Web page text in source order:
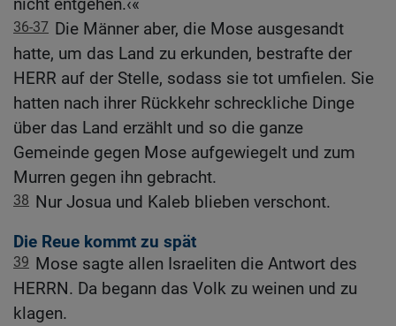
36-37 Die Männer aber, die Mose ausgesandt
hatte, um das Land zu erkunden, bestrafte der
HERR auf der Stelle, sodass sie tot umfielen. Sie
hatten nach ihrer Rückkehr schreckliche Dinge
über das Land erzählt und so die ganze
Gemeinde gegen Mose aufgewiegelt und zum
Murren gegen ihn gebracht.
38 Nur Josua und Kaleb blieben verschont.
Die Reue kommt zu spät
39 Mose sagte allen Israeliten die Antwort des
HERRN. Da begann das Volk zu weinen und zu
klagen.